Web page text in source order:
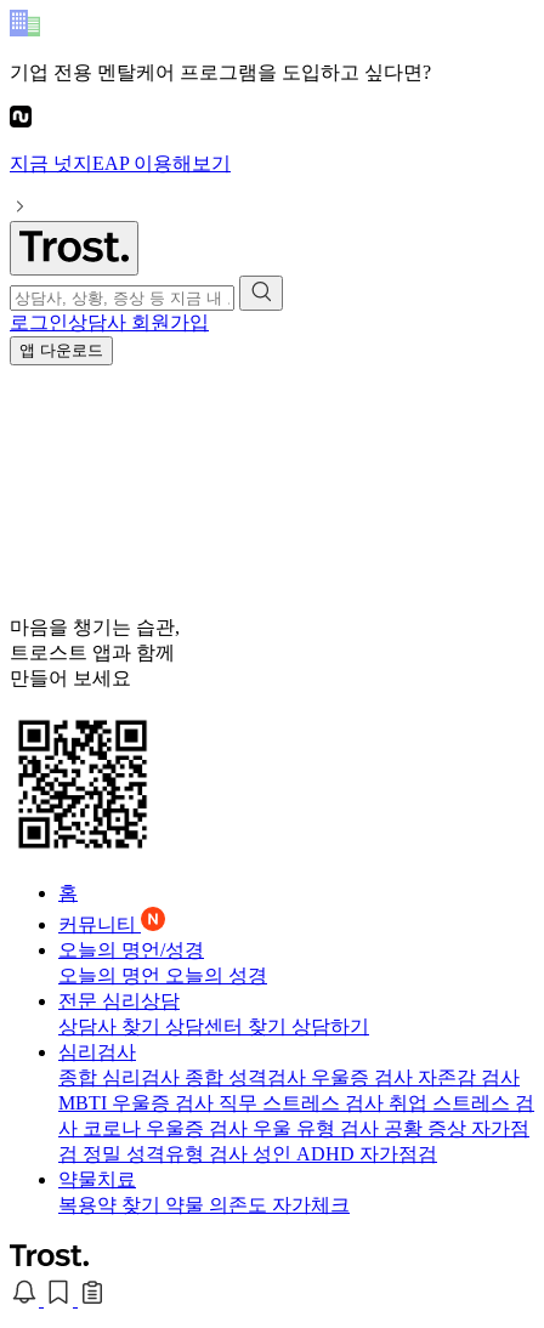
기업 전용 멘탈케어 프로그램을 도입하고 싶다면?
지금 넛지EAP이용해보기
로그인상담사 회원가입
앱 다운로드
마음을 챙기는 습관,
트로스트 앱과 함께
만들어 보세요
홈
커뮤니티
오늘의 명언/성경
오늘의 명언 오늘의 성경
전문 심리상담
상담사 찾기 상담센터 찾기 상담하기
심리검사
종합 심리검사 종합 성격검사 우울증 검사 자존감 검사
MBTI 우울증 검사 직무 스트레스 검사 취업 스트레스 검
사 코로나 우울증 검사 우울 유형 검사 공황 증상 자가점
검 정밀 성격유형 검사 성인 ADHD 자가점검
약물치료
복용약 찾기 약물 의존도 자가체크